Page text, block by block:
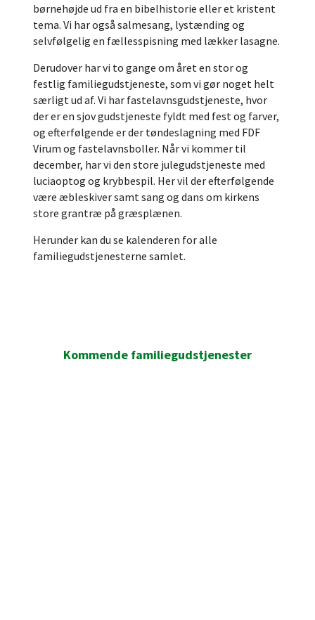
børnehøjde ud fra en bibelhistorie eller et kristent
tema. Vi har også salmesang, lystænding og
selvfølgelig en fællesspisning med lækker lasagne.
Derudover har vi to gange om året en stor og
festlig familiegudstjeneste, som vi gør noget helt
særligt ud af. Vi har fastelavnsgudstjeneste, hvor
der er en sjov gudstjeneste fyldt med fest og farver,
og efterfølgende er der tøndeslagning med FDF
Virum og fastelavnsboller. Når vi kommer til
december, har vi den store julegudstjeneste med
luciaoptog og krybbespil. Her vil der efterfølgende
være æbleskiver samt sang og dans om kirkens
store grantræ på græsplænen.
Herunder kan du se kalenderen for alle
familiegudstjenesterne samlet.
Kommende familiegudstjenester